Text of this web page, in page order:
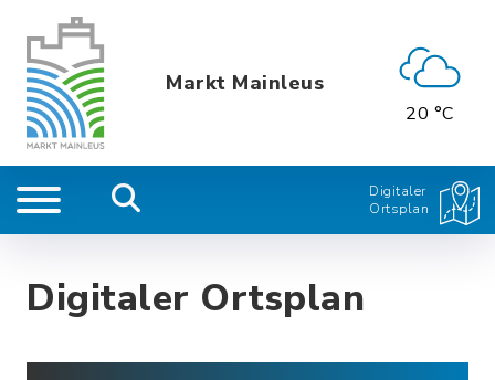
Markt Mainleus
20 °C
Digitaler
Ortsplan
Digitaler Ortsplan